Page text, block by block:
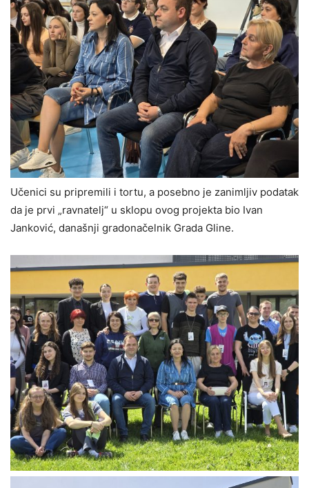
Učenici su pripremili i tortu, a posebno je zanimljiv podatak
da je prvi „ravnatelj“ u sklopu ovog projekta bio Ivan
Janković, današnji gradonačelnik Grada Gline.